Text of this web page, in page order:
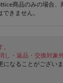
商品のみの場合
きません。
し・返品・交換対象
になることがござい